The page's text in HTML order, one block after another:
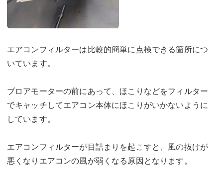
エアコンフィルターは比較的簡単に点検できる箇所につ
いています。
ブロアモーターの前にあって、ほこりなどをフィルター
でキャッチしてエアコン本体にほこりがいかないように
しています。
エアコンフィルターが目詰まりを起こすと、風の抜けが
悪くなりエアコンの風が弱くなる原因となります。